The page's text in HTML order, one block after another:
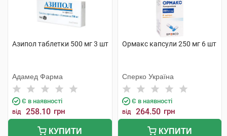
Азипол таблетки 500 мг 3 шт
Адамед Фарма
Є в наявності
від 258.10 грн
КУПИТИ
Ормакс капсули 250 мг 6 шт
Сперко Україна
Є в наявності
від 264.50 грн
КУПИТИ